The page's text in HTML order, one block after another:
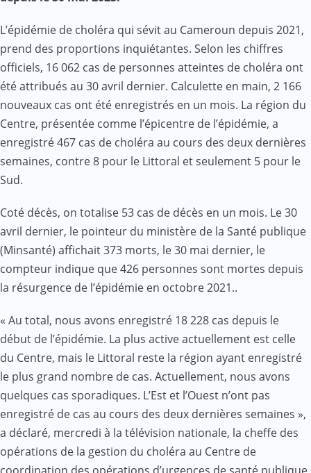
L’épidémie de choléra qui sévit au Cameroun depuis 2021,
prend des proportions inquiétantes. Selon les chiffres
officiels, 16 062 cas de personnes atteintes de choléra ont
été attribués au 30 avril dernier. Calculette en main, 2 166
nouveaux cas ont été enregistrés en un mois. La région du
Centre, présentée comme l’épicentre de l’épidémie, a
enregistré 467 cas de choléra au cours des deux dernières
semaines, contre 8 pour le Littoral et seulement 5 pour le
Sud.
Coté décès, on totalise 53 cas de décès en un mois. Le 30
avril dernier, le pointeur du ministère de la Santé publique
(Minsanté) affichait 373 morts, le 30 mai dernier, le
compteur indique que 426 personnes sont mortes depuis
la résurgence de l’épidémie en octobre 2021..
« Au total, nous avons enregistré 18 228 cas depuis le
début de l’épidémie. La plus active actuellement est celle
du Centre, mais le Littoral reste la région ayant enregistré
le plus grand nombre de cas. Actuellement, nous avons
quelques cas sporadiques. L’Est et l’Ouest n’ont pas
enregistré de cas au cours des deux dernières semaines »,
a déclaré, mercredi à la télévision nationale, la cheffe des
opérations de la gestion du choléra au Centre de